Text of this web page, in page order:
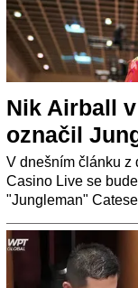
Nik Airball
označil
V dnešním článku z
Casino Live se
"Jungleman"